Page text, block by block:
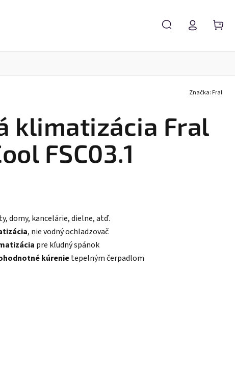
klimatizácia Fral
FSC03.1
domy, kancelárie, dielne, atď.
, nie vodný ochladzovač
pre kľudný spánok
kúrenietepelným čerpadlom
Značka: Fral